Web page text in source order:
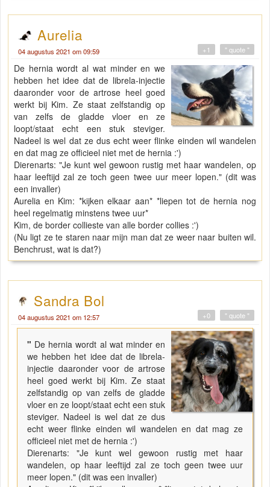
Aurelia
04 augustus 2021 om 09:59 " quote "
+1
De hernia wordt al wat minder en we
hebben het idee dat de librela-injectie
daaronder voor de artrose heel goed
werkt bij Kim. Ze staat zelfstandig op
van zelfs de gladde vloer en ze
loopt/staat echt een stuk steviger.
Nadeel is wel dat ze dus echt weer flinke einden wil wandelen
en dat mag ze officieel niet met de hernia :')
Dierenarts: "Je kunt wel gewoon rustig met haar wandelen, op
haar leeftijd zal ze toch geen twee uur meer lopen." (dit was
een invaller)
Aurelia en Kim: *kijken elkaar aan* *liepen tot de hernia nog
heel regelmatig minstens twee uur*
Kim, de border collieste van alle border collies :')
(Nu ligt ze te staren naar mijn man dat ze weer naar buiten wil.
Benchrust, wat is dat?)
Sandra Bol
04 augustus 2021 om 12:57 " quote "
+0
" De hernia wordt al wat minder en
we hebben het idee dat de librela-
injectie daaronder voor de artrose
heel goed werkt bij Kim. Ze staat
zelfstandig op van zelfs de gladde
vloer en ze loopt/staat echt een stuk
steviger. Nadeel is wel dat ze dus
echt weer flinke einden wil wandelen en dat mag ze
officieel niet met de hernia :')
Dierenarts: "Je kunt wel gewoon rustig met haar
wandelen, op haar leeftijd zal ze toch geen twee uur
meer lopen." (dit was een invaller)